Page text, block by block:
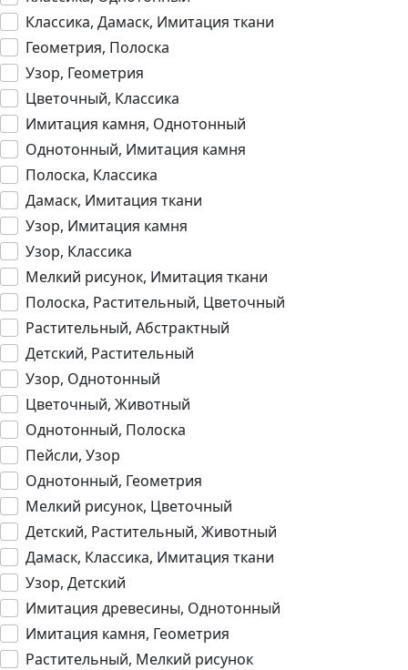
Классика, Дамаск, Имитация ткани
Геометрия, Полоска
Узор, Геометрия
Цветочный, Классика
Имитация камня, Однотонный
Однотонный, Имитация камня
Полоска, Классика
Дамаск, Имитация ткани
Узор, Имитация камня
Узор, Классика
Мелкий рисунок, Имитация ткани
Полоска, Растительный, Цветочный
Растительный, Абстрактный
Детский, Растительный
Узор, Однотонный
Цветочный, Животный
Однотонный, Полоска
Пейсли, Узор
Однотонный, Геометрия
Мелкий рисунок, Цветочный
Детский, Растительный, Животный
Дамаск, Классика, Имитация ткани
Узор, Детский
Имитация древесины, Однотонный
Имитация камня, Геометрия
Растительный, Мелкий рисунок